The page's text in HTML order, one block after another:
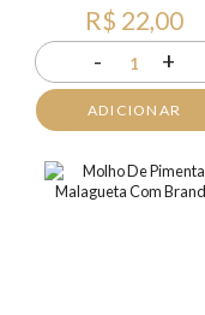
R$ 22,00
- 1 +
ADICIONAR